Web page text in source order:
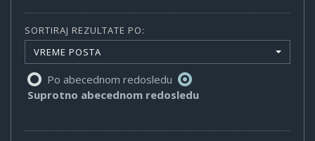
SORTIRAJ REZULTATE PO:
VREME POSTA
Po abecednom redosledu
Suprotno abecednom redosledu